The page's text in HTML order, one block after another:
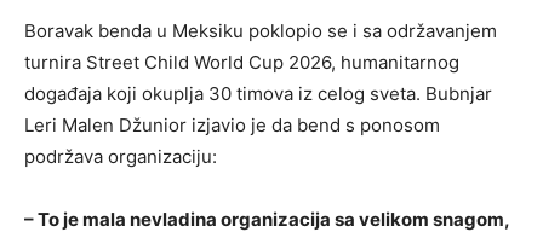
Boravak benda u Meksiku poklopio se i sa održavanjem
turnira Street Child World Cup 2026, humanitarnog
događaja koji okuplja 30 timova iz celog sveta. Bubnjar
Leri Malen Džunior izjavio je da bend s ponosom
podržava organizaciju:
– To je mala nevladina organizacija sa velikom snagom,